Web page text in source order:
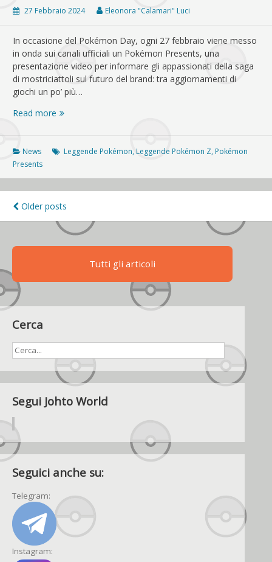
27 Febbraio 2024 Eleonora "Calamari" Luci
In occasione del Pokémon Day, ogni 27 febbraio viene messo
in onda sui canali ufficiali un Pokémon Presents, una
presentazione video per informare gli appassionati della saga
di mostriciattoli sul futuro del brand: tra aggiornamenti di
giochi un po’ più…
Read more Pokémon
ecco
Pokémon:
Z-
A!
News Leggende Pokémon,Leggende Pokémon Z, Pokémon
Presents
Navigazione
articoli
Older posts
Tutti gli articoli
Cerca
Segui Johto World
Seguici anche su:
Telegram:
Instagram: